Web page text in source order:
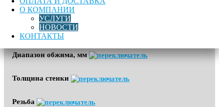
О КОМПАНИИ
УСЛУГИ
НОВОСТИ
КОНТАКТЫ
Газоснабжение
Диапазон обжима, мм
Толщина стенки
Резьба